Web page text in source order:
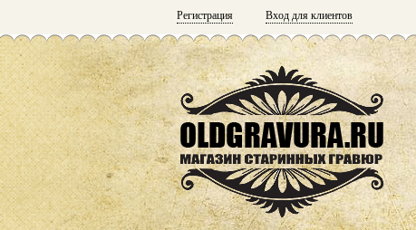
Регистрация Вход для клиентов